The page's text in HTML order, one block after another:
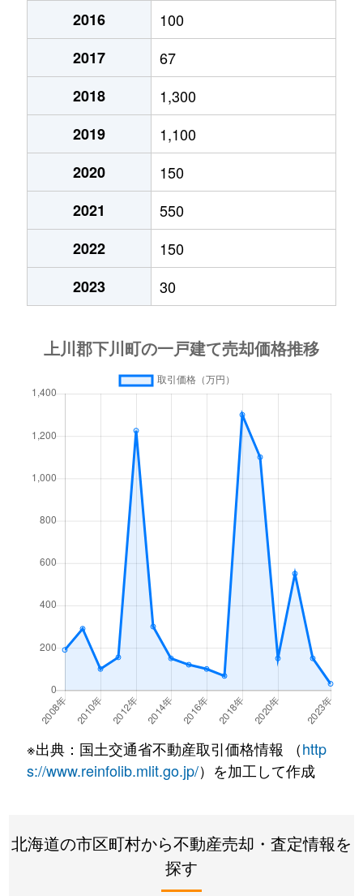
2016
100
2017
67
2018
1,300
2019
1,100
2020
150
2021
550
2022
150
2023
30
※出典：国土交通省不動産取引価格情報 （http
s://www.reinfolib.mlit.go.jp/）を加工して作成
北海道の市区町村から不動産売却・査定情報を
探す